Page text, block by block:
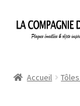
Aller
Aller
Accueil